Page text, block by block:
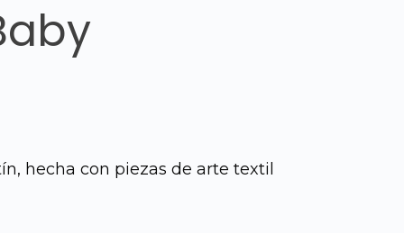
hecha con piezas de arte textil